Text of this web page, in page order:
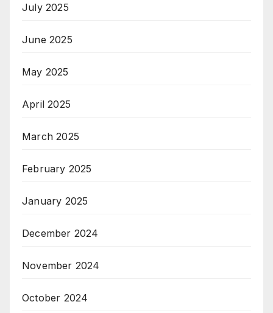
July 2025
June 2025
May 2025
April 2025
March 2025
February 2025
January 2025
December 2024
November 2024
October 2024